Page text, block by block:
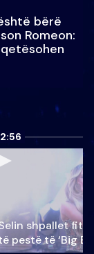
bërë
Romeon:
shpallet
pestë të ‘Big